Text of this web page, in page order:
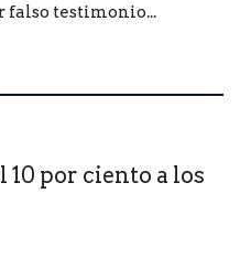
falso testimonio...
por ciento a los